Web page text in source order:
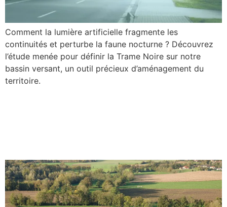
Comment la lumière artificielle fragmente les
continuités et perturbe la faune nocturne ? Découvrez
l’étude menée pour définir la Trame Noire sur notre
bassin versant, un outil précieux d’aménagement du
territoire.